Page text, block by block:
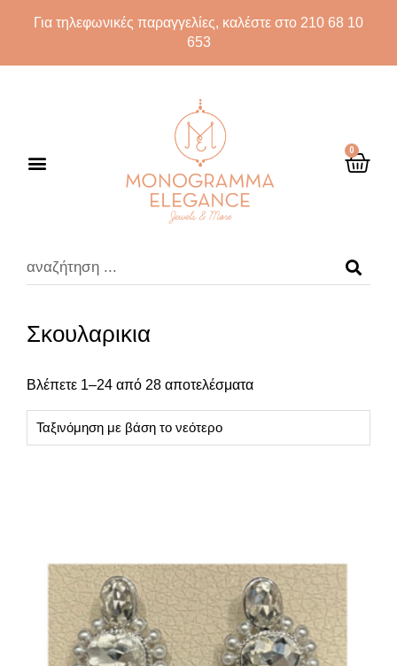
Για τηλεφωνικές παραγγελίες, καλέστε στο 210 68 10
653
0
Σκουλαρικια
Βλέπετε 1–24 από 28 αποτελέσματα